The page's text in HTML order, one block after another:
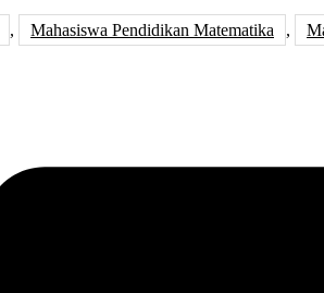
, Mahasiswa Pendidikan Matematika ,